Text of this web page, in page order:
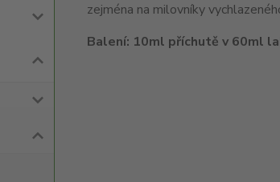
zejména na milovníky
Balení: 10ml příchutě v 60ml